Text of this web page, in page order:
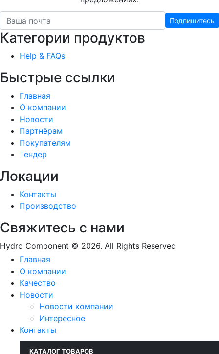
Подпишитесь
Категории продуктов
Help & FAQs
Быстрые ссылки
Главная
О компании
Новости
Партнёрам
Покупателям
Тендер
Локации
Контакты
Производство
Свяжитесь с нами
Hydro Component © 2026. All Rights Reserved
Главная
О компании
Качество
Новости
Новости компании
Интересное
Контакты
КАТАЛОГ ТОВАРОВ